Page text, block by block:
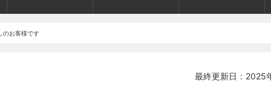
のお客様です
最終更新日：2025